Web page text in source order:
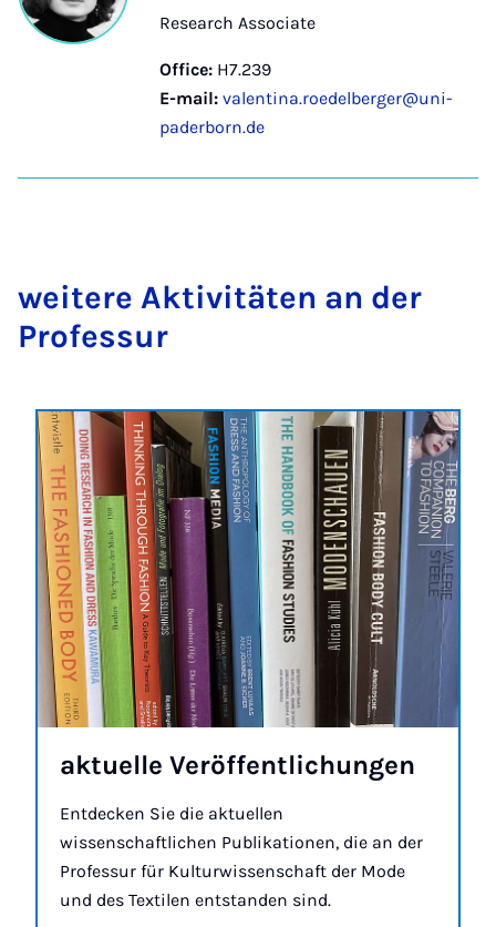
Research Associate
Office: H7.239
E-mail: valentina.roedelberger@uni-
paderborn.de
weit­ere Akt­iv­itäten an der
Pro­fes­sur
ak­tuelle Ver­öf­fent­lichun­gen
Entdecken Sie die aktuellen
wissenschaftlichen Publikationen, die an der
Professur für Kulturwissenschaft der Mode
und des Textilen entstanden sind.